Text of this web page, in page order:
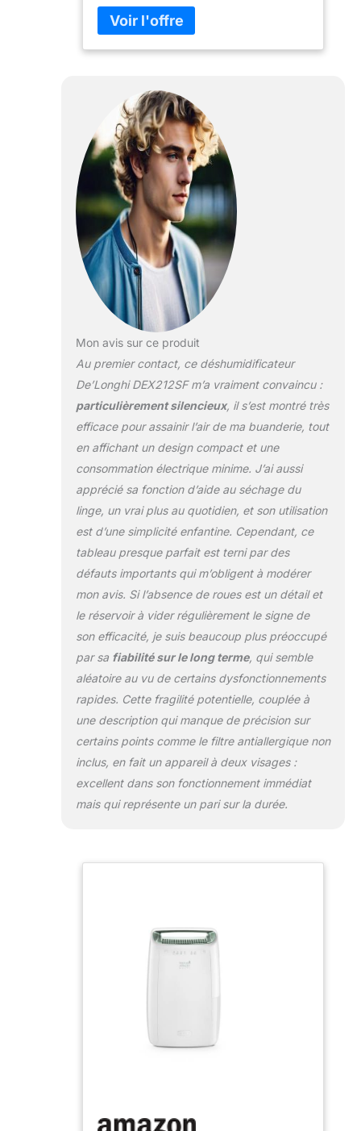
ET PLUS SAIN : Le système de
filtration à 3 actions élimine la
charbon actif PRÊT POUR LA VIE
QUOTIDIENNE : La fonction de
séchage du linge accélère le séchage
des vêtements, ce qui la rend parfaite
pour les chambres, les buanderies ou
les espaces partagés COMPACT ET
FACILE À DÉPLACER : Léger avec une
poignée intégrée, ce
déshumidificateur portable se déplace
facilement d'une pièce à l'autre selon
les besoins SANS DÉBORDEMENTS,
SANS SOUCIS : Le déshumidificateur
s'arrête automatiquement lorsque le
réservoir de 2,1 L est plein ; vous
pouvez également connecter le tuyau
inclus pour un drainage continu sans
tracas
Mon avis sur ce produit
Au premier contact, ce déshumidificateur
De’Longhi DEX212SF m’a vraiment convaincu :
particulièrement silencieux, il s’est montré très
efficace pour assainir l’air de ma buanderie, tout
en affichant un design compact et une
consommation électrique minime. J’ai aussi
apprécié sa fonction d’aide au séchage du
linge, un vrai plus au quotidien, et son utilisation
est d’une simplicité enfantine. Cependant, ce
tableau presque parfait est terni par des
défauts importants qui m’obligent à modérer
mon avis. Si l’absence de roues est un détail et
le réservoir à vider régulièrement le signe de
son efficacité, je suis beaucoup plus préoccupé
par sa fiabilité sur le long terme, qui semble
aléatoire au vu de certains dysfonctionnements
rapides. Cette fragilité potentielle, couplée à
une description qui manque de précision sur
certains points comme le filtre antiallergique non
inclus, en fait un appareil à deux visages :
excellent dans son fonctionnement immédiat
mais qui représente un pari sur la durée.